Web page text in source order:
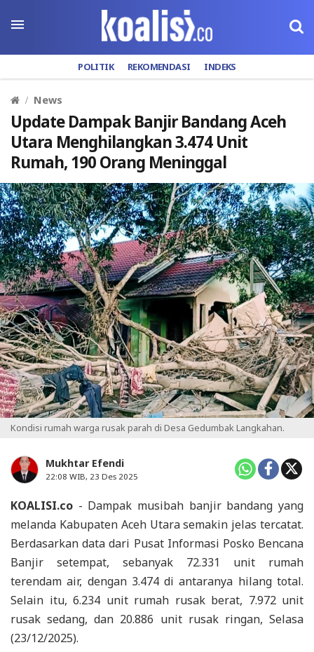
POLITIK REKOMENDASI INDEKS
News
Update Dampak Banjir Bandang Aceh
Utara Menghilangkan 3.474 Unit
Rumah, 190 Orang Meninggal
Kondisi rumah warga rusak parah di Desa Gedumbak Langkahan.
Mukhtar Efendi
22:08 WIB, 23 Des 2025
KOALISI.co - Dampak musibah banjir bandang yang
melanda Kabupaten Aceh Utara semakin jelas tercatat.
Berdasarkan data dari Pusat Informasi Posko Bencana
Banjir setempat, sebanyak 72.331 unit rumah
terendam air, dengan 3.474 di antaranya hilang total.
Selain itu, 6.234 unit rumah rusak berat, 7.972 unit
rusak sedang, dan 20.886 unit rusak ringan, Selasa
(23/12/2025).